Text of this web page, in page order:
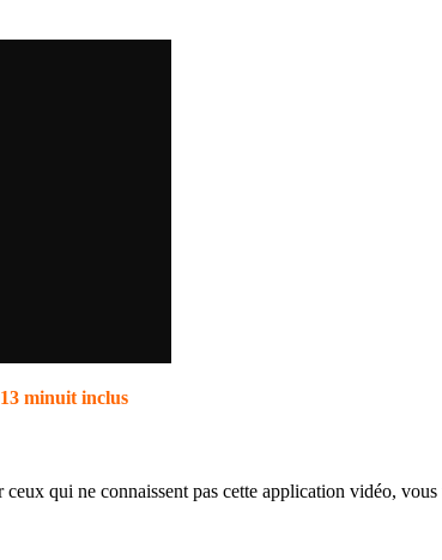
minuit inclus
ceux qui ne connaissent pas cette application vidéo,